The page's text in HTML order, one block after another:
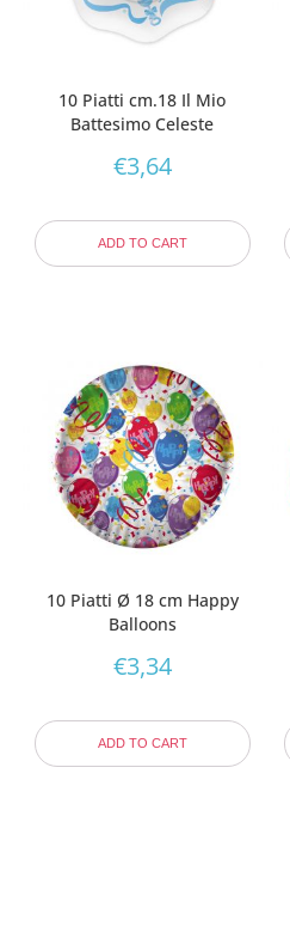
10 Piatti cm.18 Il Mio
Battesimo Celeste
€3,64
ADD TO CART
10 Piatti Ø 18 cm Happy
Balloons
€3,34
ADD TO CART